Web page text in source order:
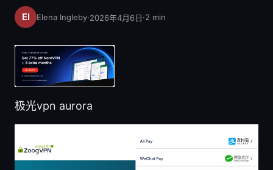
Elena Ingleby·2026年4月6日·2 min
极光vpn aurora